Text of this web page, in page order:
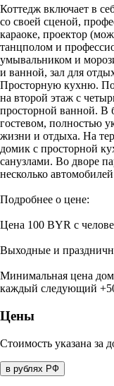
Коттедж включает в
со своей сценой,
караоке, проектор
танцполом и
умывальником и
и ванной, зал для
Просторную кухню. По
на второй этаж с
просторной ванной. В
гостевом, полностью
жизни и отдыха. На
домик с просторной
санузлами. Во дворе
несколько
Подробнее о цене:
Цена 100 BYR с
Выходные и
Минимальная цена
каждый следующий
Цены
Стоимость указана за
в рублях РФ